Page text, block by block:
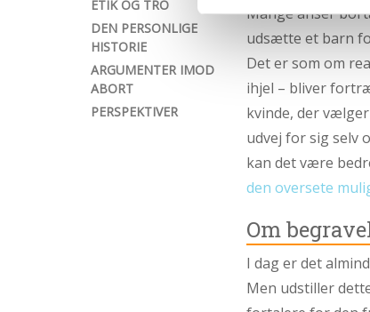
ETIK OG TRO
DEN PERSONLIGE
HISTORIE
ARGUMENTER IMOD
ABORT
PERSPEKTIVER
Mange anser
udsætte et barn
Det er som om
ihjel – bliver
kvinde, der
udvej for sig selv
kan det være
den oversete
Om
I dag er det
Men udstiller